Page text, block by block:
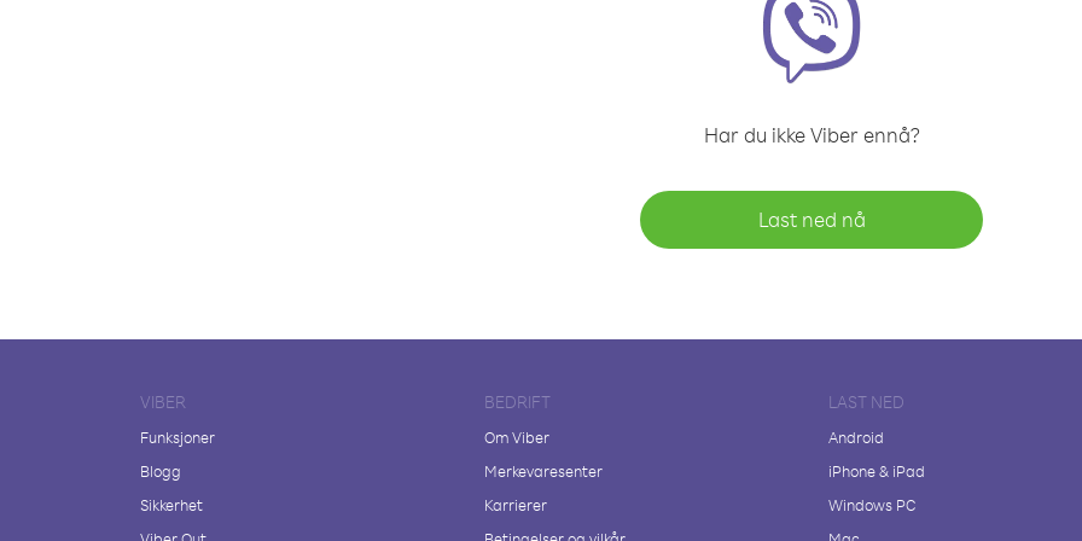
Har du ikke Viber ennå?
Last ned nå
VIBER
Funksjoner
Blogg
Sikkerhet
BEDRIFT
Om Viber
Merkevaresenter
Karrierer
LAST NED
Android
iPhone & iPad
Windows PC